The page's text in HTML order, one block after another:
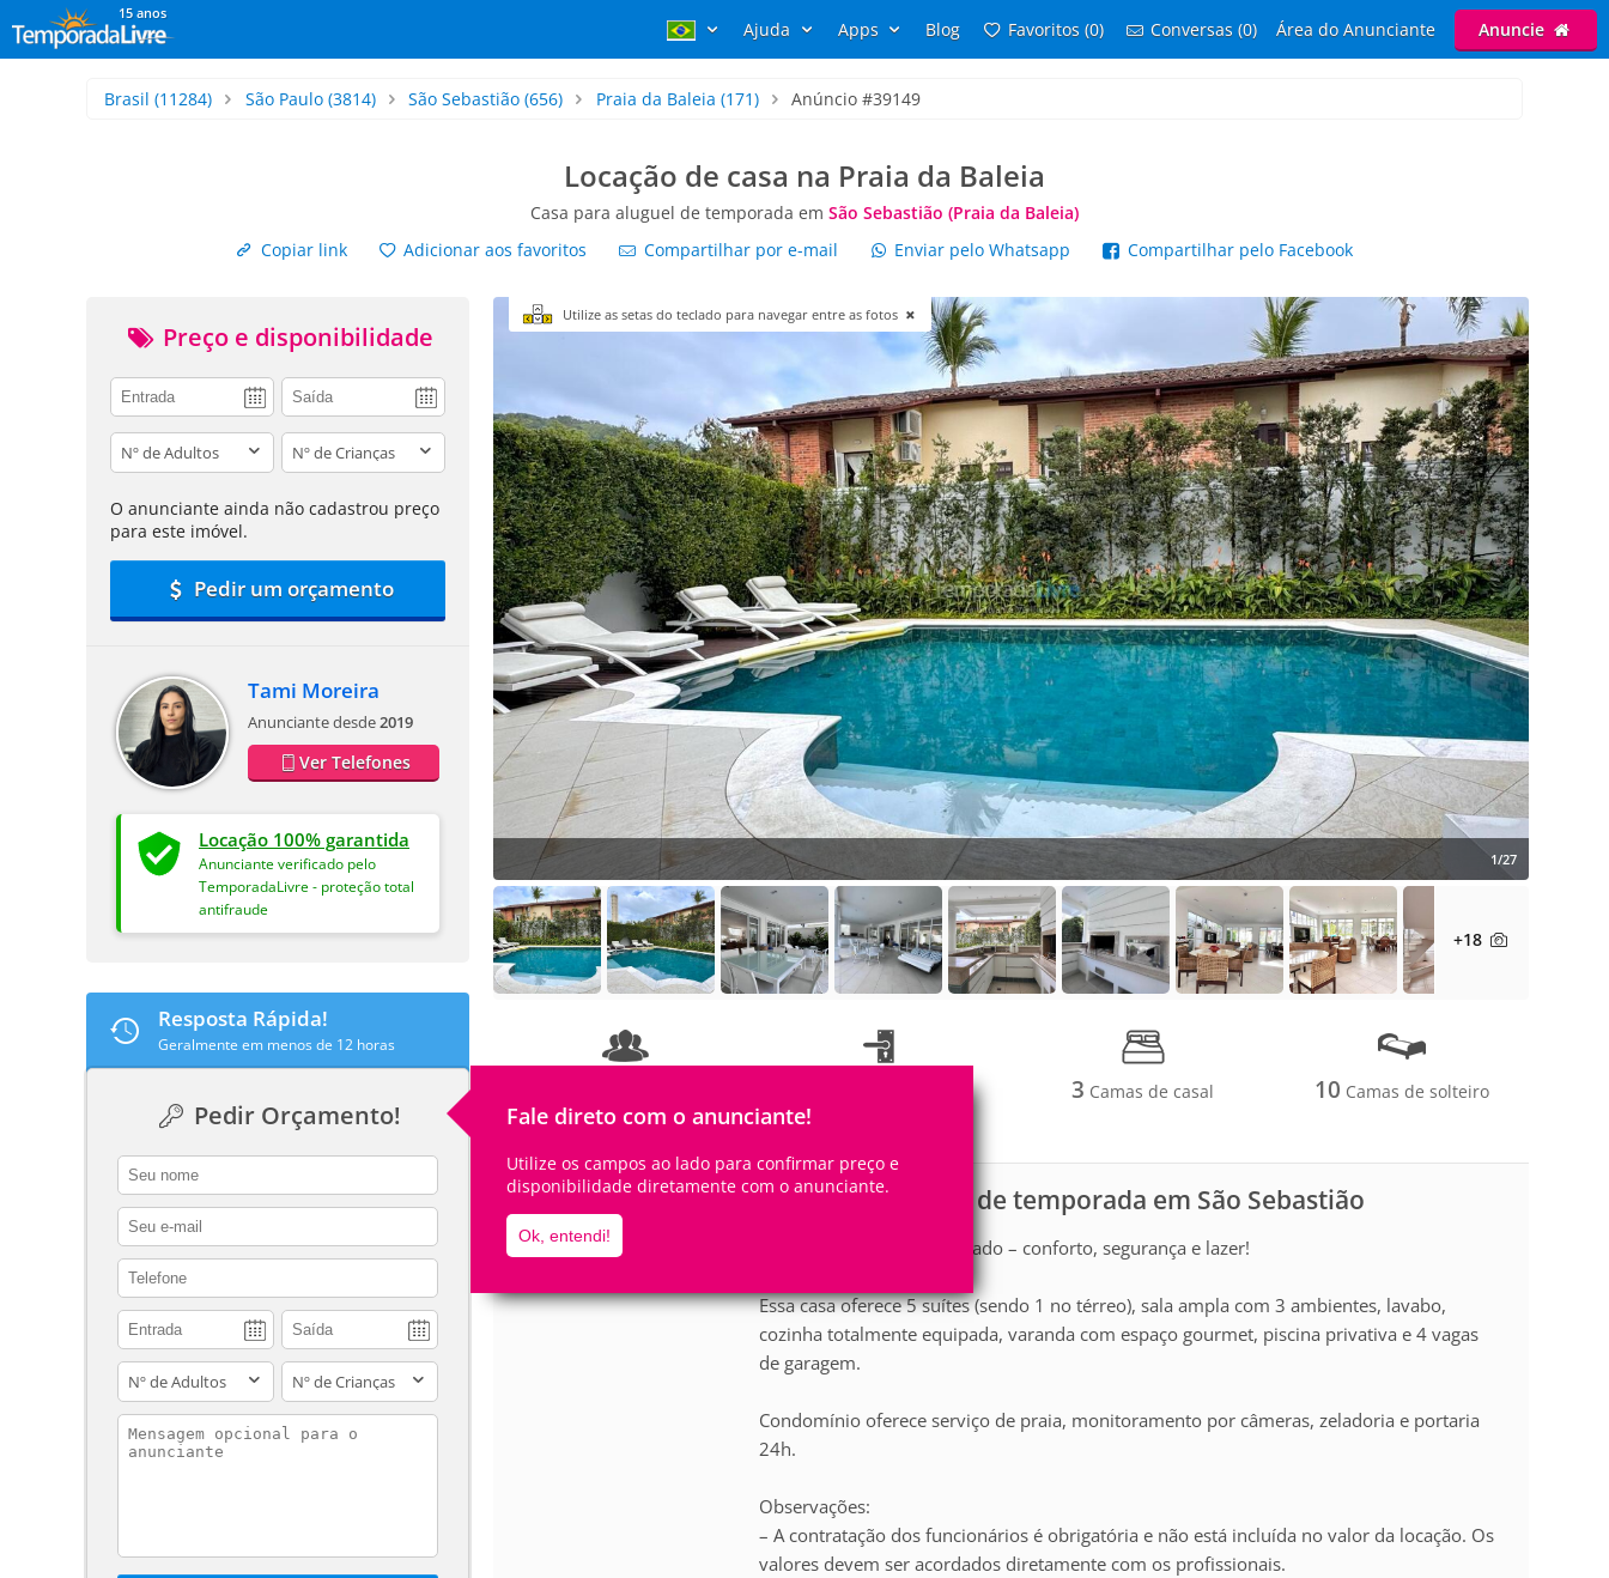
15 anos
Ajuda Apps Blog Favoritos (0) Conversas (0) Área do Anunciante Anuncie
Brasil (11284) São Paulo(3814) São Sebastião (656) Praia da Baleia (171) Anúncio #39149
Locação de casa na Praia da Baleia
Casa para aluguel de temporada em São Sebastião (Praia da Baleia)
Copiar link
Adicionar aos favoritos Compartilhar por e-mail Enviar pelo Whatsapp Compartilhar pelo Facebook
Preço e disponibilidade
adults children
O anunciante ainda não cadastrou preço
para este imóvel.
Pedir um orçamento
Tami Moreira
Anunciante desde2019
Ver Telefones
Locação 100% garantida
Anunciante verificado pelo
TemporadaLivre - proteção total
antifraude
Resposta Rápida!
Geralmente em menos de 12 horas
Pedir Orçamento! Fale direto com o anunciante!
Utilize os campos ao lado para confirmar preço e
disponibilidade diretamente com o anunciante.
Ok, entendi!
contact_name
contact_email
contact_phone
adults children
contact_message
Utilize as setas do teclado para navegar entre as fotos
1/27
+18
3 Camas de casal 10 Camas de solteiro
Casa para aluguel de temporada em São Sebastião
Descrição
Casa em condomínio fechado – conforto, segurança e lazer!
Essa casa oferece 5 suítes (sendo 1 no térreo), sala ampla com 3 ambientes, lavabo,
cozinha totalmente equipada, varanda com espaço gourmet, piscina privativa e 4 vagas
de garagem.
Condomínio oferece serviço de praia, monitoramento por câmeras, zeladoria e portaria
24h.
Observações:
– A contratação dos funcionários é obrigatória e não está incluída no valor da locação. Os
valores devem ser acordados diretamente com os profissionais.